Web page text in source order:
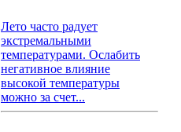
Лето часто радует
экстремальными
температурами. Ослабить
негативное влияние
высокой температуры
можно за счет...